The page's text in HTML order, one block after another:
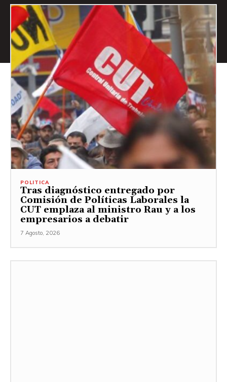
POLITICA
Tras diagnóstico entregado por
Comisión de Políticas Laborales la
CUT emplaza al ministro Rau y a los
empresarios a debatir
7 Agosto, 2026